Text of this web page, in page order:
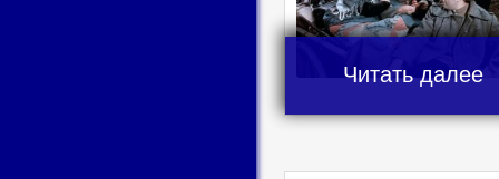
Читать далее